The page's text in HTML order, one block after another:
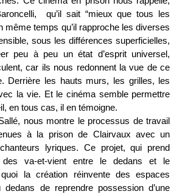
qu’il sait “mieux que tous les
temps qu’il rapproche les diverses
sous les différences superficielles,
peu à peu un état d’esprit universel,
car ils nous redonnent la vue de ce
Derrière les hauts murs, les grilles, les
la vie. Et le cinéma semble permettre
en tous cas, il en témoigne.
nous montre le processus de travail
à la prison de Clairvaux avec un
lyriques. Ce projet, qui prend
des va-et-vient entre le dedans et le
la création réinvente des espaces
de reprendre possession d’une